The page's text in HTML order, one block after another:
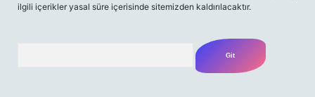
ilgili içerikler yasal süre içerisinde sitemizden kaldırılacaktır.